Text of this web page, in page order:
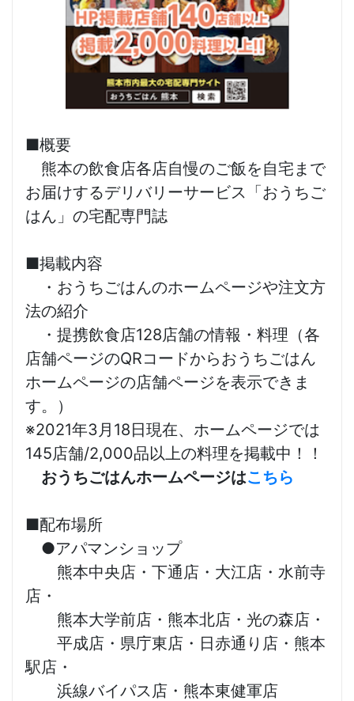
■概要
熊本の飲食店各店自慢のご飯を自宅まで
お届けするデリバリーサービス「おうちご
はん」の宅配専門誌
■掲載内容
・おうちごはんのホームページや注文方
法の紹介
・提携飲食店128店舗の情報・料理（各
店舗ページのQRコードからおうちごはん
ホームページの店舗ページを表示できま
す。）
※2021年3月18日現在、ホームページでは
145店舗/2,000品以上の料理を掲載中！！
おうちごはんホームページはこちら
■配布場所
●アパマンショップ
熊本中央店・下通店・大江店・水前寺
店・
熊本大学前店・熊本北店・光の森店・
平成店・県庁東店・日赤通り店・熊本
駅店・
浜線バイパス店・熊本東健軍店